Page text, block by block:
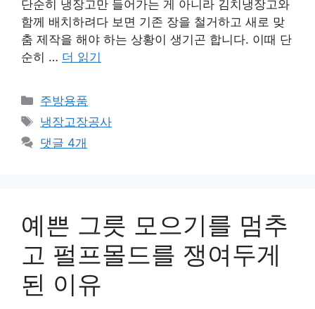
단순히 냉장고만 들어가는 게 아니라 김치냉장고와
함께 배치하려다 보면 기존 장을 철거하고 새로 맞
춤 제작을 해야 하는 상황이 생기곤 합니다. 이때 단
순히 … 더 읽기
카
테
고
리
주방용품
태
그
냉장고장공사
댓글 4개
예쁜 그릇 모으기를 멈추
고 펄프몰드를 쟁여두게
된 이유